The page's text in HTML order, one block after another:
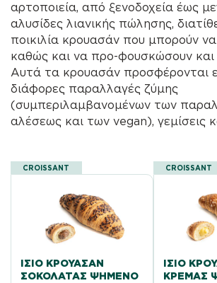
αρτοποιεία, από ξενοδοχεία έως
αλυσίδες λιανικής πώλησης,
ποικιλία κρουασάν που μπορούν
καθώς και να προ-φουσκώσουν και
Αυτά τα κρουασάν προσφέρονται
διάφορες παραλλαγές ζύμης
(συμπεριλαμβανομένων των
αλέσεως και των vegan), γεμίσεις
CROISSANT
ΊΣΙΟ ΚΡΟΥΑΣΆΝ
ΣΟΚΟΛΆΤΑΣ ΨΗΜΈΝΟ
CROISSANT
ΊΣΙΟ
ΚΡΈΜΑΣ